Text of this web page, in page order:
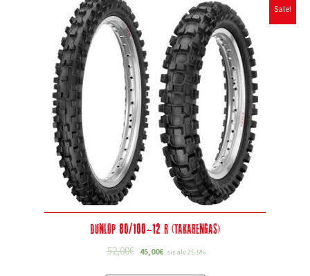
Sale!
Dunlop 80/100-12 R (takarengas)
52,00€ 45,00€ sis alv 25.5%